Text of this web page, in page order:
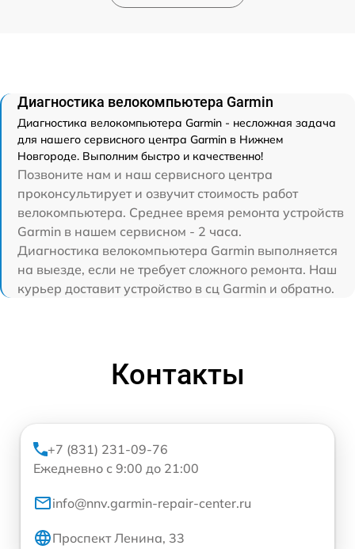
Диагностика велокомпьютера Garmin
Диагностика велокомпьютера Garmin - несложная задача
для нашего сервисного центра Garmin в Нижнем
Новгороде. Выполним быстро и качественно!
Позвоните нам и наш сервисного центра
проконсультирует и озвучит стоимость работ
велокомпьютера. Среднее время ремонта устройств
Garmin в нашем сервисном - 2 часа.
Диагностика велокомпьютера Garmin выполняется
на выезде, если не требует сложного ремонта. Наш
курьер доставит устройство в сц Garmin и обратно.
Контакты
+7 (831) 231-09-76
Ежедневно с 9:00 до 21:00
info@nnv.garmin-repair-center.ru
Проспект Ленина, 33